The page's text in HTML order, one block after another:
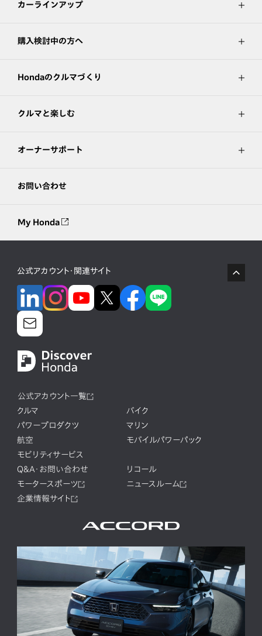
カーラインアップ
購入検討中の方へ
Hondaのクルマづくり
クルマと楽しむ
オーナーサポート
お問い合わせ
My Honda
公式アカウント・関連サイト
公式アカウント一覧
クルマ
バイク
パワープロダクツ
マリン
航空
モバイルパワーパック
モビリティサービス
Q&A・お問い合わせ
リコール
モータースポーツ
ニュースルーム
企業情報サイト